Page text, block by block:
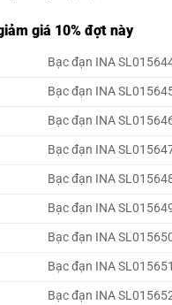
giá 10% đợt này
Bạc đạn INA
Bạc đạn INA
Bạc đạn INA
Bạc đạn INA
Bạc đạn INA
Bạc đạn INA
Bạc đạn INA
Bạc đạn INA
Bạc đạn INA